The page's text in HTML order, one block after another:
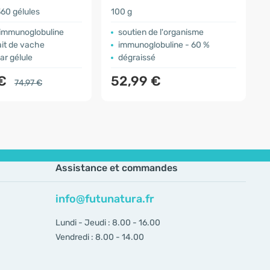
gélules
de vache
gélule
74,97 €
100 g
soutien de l'organisme
immunoglobuline - 60 %
dégraissé
52,99 €
Assistance et commandes
info@futunatura.fr
Lundi - Jeudi : 8.00 - 16.00
Vendredi : 8.00 - 14.00